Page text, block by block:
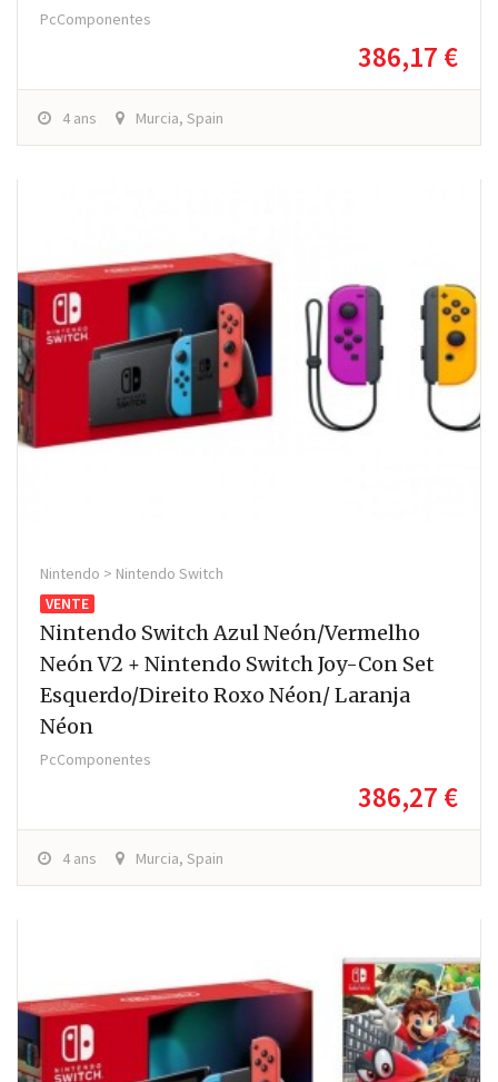
PcComponentes
386,17 €
4 ans Murcia, Spain
Nintendo > Nintendo Switch
VENTE
Nintendo Switch Azul Neón/Vermelho
Neón V2 + Nintendo Switch Joy-Con Set
Esquerdo/Direito Roxo Néon/ Laranja
Néon
PcComponentes
386,27 €
4 ans Murcia, Spain